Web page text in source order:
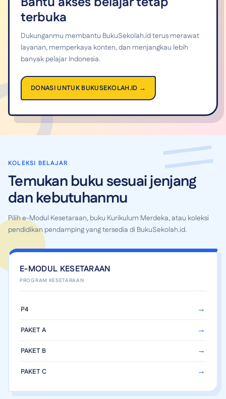
terbuka
Dukunganmu membantu BukuSekolah.id terus merawat
layanan, memperkaya konten, dan menjangkau lebih
banyak pelajar Indonesia.
DONASI UNTUK BUKUSEKOLAH.ID →
KOLEKSI BELAJAR
Temukan buku sesuai jenjang
dan kebutuhanmu
Pilih e-Modul Kesetaraan, buku Kurikulum Merdeka, atau koleksi
pendidikan pendamping yang tersedia di BukuSekolah.id.
E-MODUL KESETARAAN
P4
PAKET A
PAKET B
PAKET C